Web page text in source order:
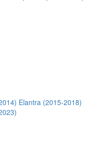
Elantra (2015-2018)